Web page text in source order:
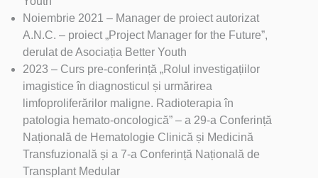
Noiembrie 2021 – Manager de proiect autorizat
A.N.C. – proiect „Project Manager for the Future”,
derulat de Asociația Better Youth
2023 – Curs pre-conferință „Rolul investigațiilor
imagistice în diagnosticul și urmărirea
limfoproliferărilor maligne. Radioterapia în
patologia hemato-oncologică” – a 29-a Conferință
Națională de Hematologie Clinică și Medicină
Transfuzională și a 7-a Conferință Națională de
Transplant Medular